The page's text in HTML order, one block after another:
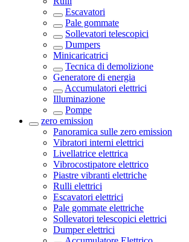
Escavatori
Pale gommate
Sollevatori telescopici
Dumpers
Minicaricatrici
Tecnica di demolizione
Generatore di energia
Accumulatori elettrici
Illuminazione
Pompe
zero emission
Panoramica sulle zero emission
Vibratori interni elettrici
Livellatrice elettrica
Vibrocostipatore elettrico
Piastre vibranti elettriche
Rulli elettrici
Escavatori elettrici
Pale gommate elettriche
Sollevatori telescopici elettrici
Dumper elettrici